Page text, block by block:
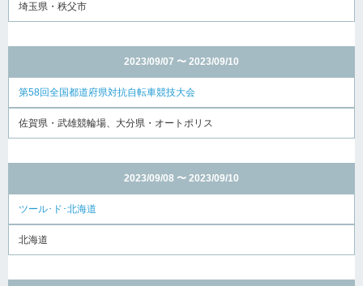
埼玉県・秩父市
2023/09/07 〜 2023/09/10
第58回全国都道府県対抗自転車競技大会
佐賀県・武雄競輪場、大分県・オートポリス
2023/09/08 〜 2023/09/10
ツール･ド･北海道
北海道